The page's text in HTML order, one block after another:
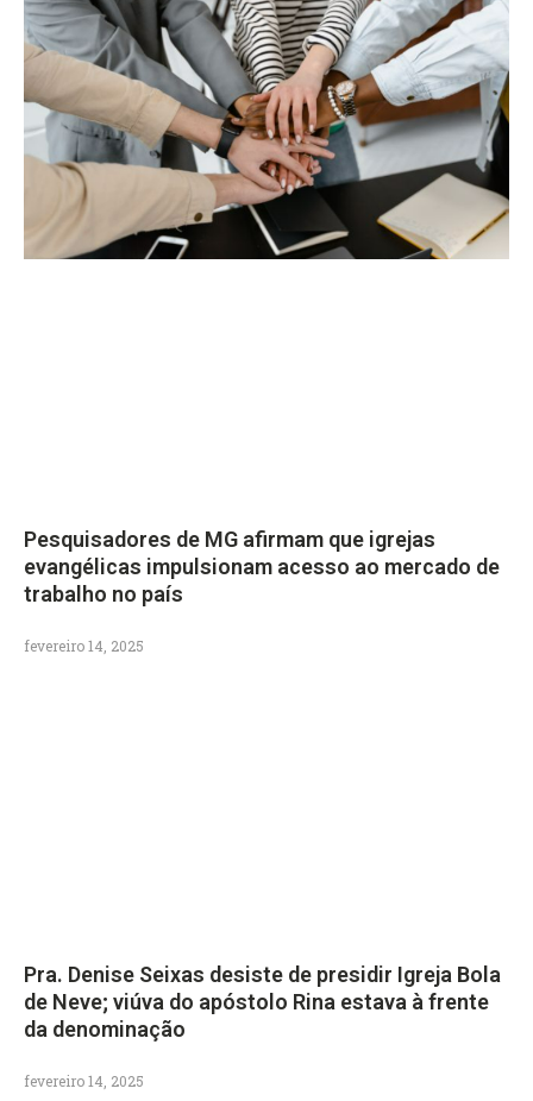
Pesquisadores de MG afirmam que igrejas
evangélicas impulsionam acesso ao mercado de
trabalho no país
fevereiro 14, 2025
Pra. Denise Seixas desiste de presidir Igreja Bola
de Neve; viúva do apóstolo Rina estava à frente
da denominação
fevereiro 14, 2025